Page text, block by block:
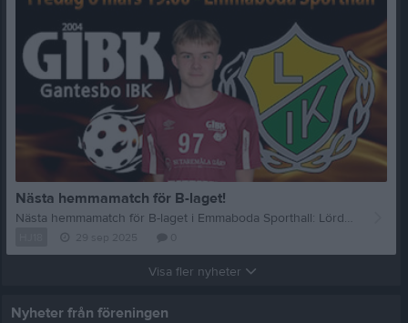
Nästa hemmamatch för B-laget!
Nästa hemmamatch för B-laget i Emmaboda Sporthall: Lördag 7 februari 16:00 mot Nybro IBK. Entré kostar 30kr och vid alla våra hemmamatcher har vi en välfylld kiosk på plats med stort och blandat utbud!
Visa fler nyheter
Nyheter från föreningen